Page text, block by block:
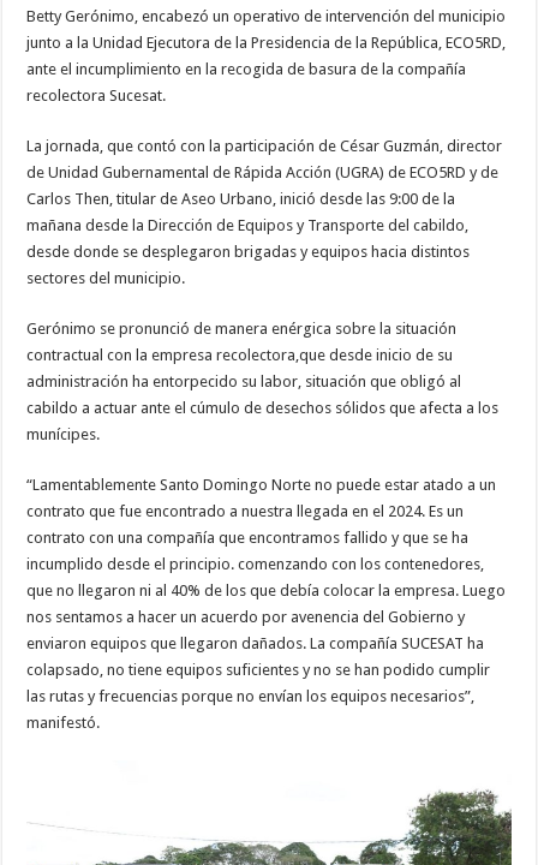
Betty Gerónimo, encabezó un operativo de intervención del municipio
junto a la Unidad Ejecutora de la Presidencia de la República, ECO5RD,
ante el incumplimiento en la recogida de basura de la compañía
recolectora Sucesat.
La jornada, que contó con la participación de César Guzmán, director
de Unidad Gubernamental de Rápida Acción (UGRA) de ECO5RD y de
Carlos Then, titular de Aseo Urbano, inició desde las 9:00 de la
mañana desde la Dirección de Equipos y Transporte del cabildo,
desde donde se desplegaron brigadas y equipos hacia distintos
sectores del municipio.
Gerónimo se pronunció de manera enérgica sobre la situación
contractual con la empresa recolectora,que desde inicio de su
administración ha entorpecido su labor, situación que obligó al
cabildo a actuar ante el cúmulo de desechos sólidos que afecta a los
munícipes.
“Lamentablemente Santo Domingo Norte no puede estar atado a un
contrato que fue encontrado a nuestra llegada en el 2024. Es un
contrato con una compañía que encontramos fallido y que se ha
incumplido desde el principio. comenzando con los contenedores,
que no llegaron ni al 40% de los que debía colocar la empresa. Luego
nos sentamos a hacer un acuerdo por avenencia del Gobierno y
enviaron equipos que llegaron dañados. La compañía SUCESAT ha
colapsado, no tiene equipos suficientes y no se han podido cumplir
las rutas y frecuencias porque no envían los equipos necesarios”,
manifestó.